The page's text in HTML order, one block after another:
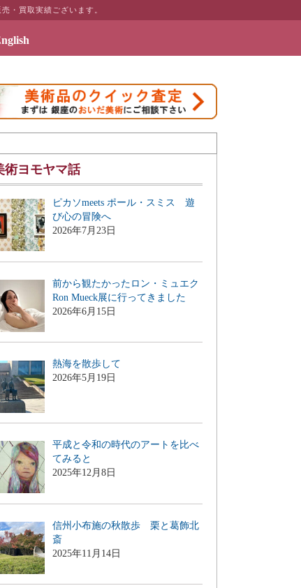
・買取実績ございます。
術ヨモヤマ話
ピカソmeets ポール・スミス 遊
び心の冒険へ
2026年7月23日
前から観たかったロン・ミュエク
Ron Mueck展に行ってきました
2026年6月15日
熱海を散歩して
2026年5月19日
平成と令和の時代のアートを比べ
てみると
2025年12月8日
信州小布施の秋散歩 栗と葛飾北
斎
2025年11月14日